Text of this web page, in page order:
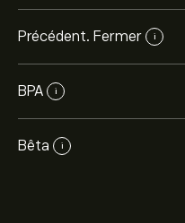
Précédent. Fermer i
BPA i
Bêta i